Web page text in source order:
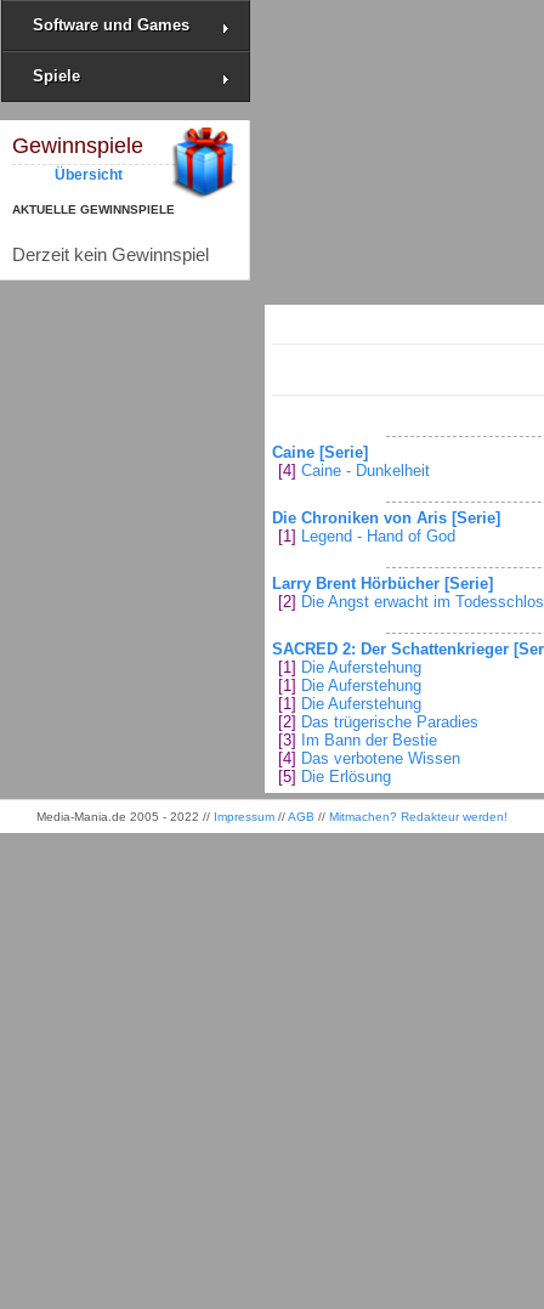
Software und Games
Spiele
Gewinnspiele
Übersicht
AKTUELLE GEWINNSPIELE
Derzeit kein Gewinnspiel
Caine [Serie]
[4] Caine - Dunkelheit
Die Chroniken von Aris [Serie]
[1] Legend - Hand of God
Larry Brent Hörbücher [Serie]
[2] Die Angst erwacht im
SACRED 2: Der Schattenkrieger
[1] Die Auferstehung
[1] Die Auferstehung
[1] Die Auferstehung
[2] Das trügerische Paradies
[3]
Im Bann der Bestie
[4] Das verbotene Wissen
[5] Die Erlösung
Media-Mania.de 2005 - 2022 // Impressum //AGB // Mitmachen? Redakteur werden!